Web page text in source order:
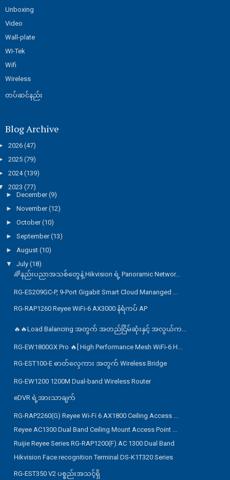
Unboxing
Video
Wall-plate
WI-Tek
Wifi
Wireless
တပ်ဆင်နည်း
Blog Archive
2026 (47)
2025 (79)
2024(139)
2023 (77)
► December(9)
► November(12)
► October(10)
► September(13)
► August (10)
▼ July (18)
🌈နည်းပညာအသစ်တွေနဲ့ Hikvision ရဲ့ Panoramic Networ...
RG-ES209GC-P, 9-Port Gigabit Smart Cloud Mananged ...
RG-RAP1260 Reyee WiFi-6 AX3000 နံရံကပ် AP
🔥🔥Load Balancing အတွက် အတည်ငြိမ်ဆုံးနှင့် အလွယ်က...
RG-EW1800GX Pro 🔥[ High Performance Mesh WiFi-6 H...
RG-EST100-E ဓာတ်လှေကား အတွက် Wireless Bridge
RG-EW1200 1200M Dual-band Wireless Router
eDVR ရဲ့အားသာချက်
RG-RAP2260(G) Reyee Wi-Fi 6 AX1800 Ceiling Access ...
Reyee AC1300 Dual Band Ceiling Mount Access Point ...
Ruijie Reyee Series RG-RAP1200(F) AC 1300 Dual Band
Hikvision Face recognition Terminal DS-K1T320 Series
RG-EST350 V2 ပစ္စည်းအသင့်ရှိ